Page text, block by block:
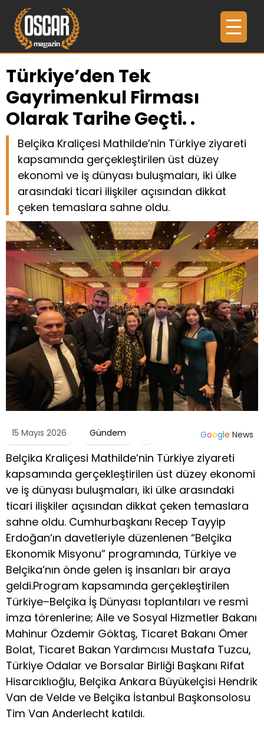
Türkiye’den Tek
Gayrimenkul Firması
Olarak Tarihe Geçti. .
Belçika Kraliçesi Mathilde’nin Türkiye ziyareti
kapsamında gerçekleştirilen üst düzey
ekonomi ve iş dünyası buluşmaları, iki ülke
arasındaki ticari ilişkiler açısından dikkat
çeken temaslara sahne oldu.
15 Mayıs 2026 Gündem Google News
Belçika Kraliçesi Mathilde’nin Türkiye ziyareti
kapsamında gerçekleştirilen üst düzey ekonomi
ve iş dünyası buluşmaları, iki ülke arasındaki
ticari ilişkiler açısından dikkat çeken temaslara
sahne oldu. Cumhurbaşkanı Recep Tayyip
Erdoğan’ın davetleriyle düzenlenen “Belçika
Ekonomik Misyonu” programında, Türkiye ve
Belçika’nın önde gelen iş insanları bir araya
geldi.Program kapsamında gerçekleştirilen
Türkiye–Belçika İş Dünyası toplantıları ve resmi
imza törenlerine; Aile ve Sosyal Hizmetler Bakanı
Mahinur Özdemir Göktaş, Ticaret Bakanı Ömer
Bolat, Ticaret Bakan Yardımcısı Mustafa Tuzcu,
Türkiye Odalar ve Borsalar Birliği Başkanı Rifat
Hisarcıklıoğlu, Belçika Ankara Büyükelçisi Hendrik
Van de Velde ve Belçika İstanbul Başkonsolosu
Tim Van Anderlecht katıldı.